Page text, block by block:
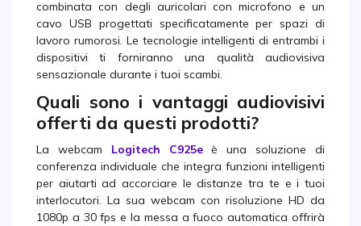
combinata con degli auricolari con microfono e un
cavo USB progettati specificatamente per spazi di
lavoro rumorosi. Le tecnologie intelligenti di entrambi i
dispositivi ti forniranno una qualità audiovisiva
sensazionale durante i tuoi scambi.
Quali sono i vantaggi audiovisivi
offerti da questi prodotti?
La webcam Logitech C925eè una soluzione di
conferenza individuale che integra funzioni intelligenti
per aiutarti ad accorciare le distanze tra te e i tuoi
interlocutori. La sua webcam con risoluzione HD da
1080p a 30 fps e la messa a fuoco automatica offrirà